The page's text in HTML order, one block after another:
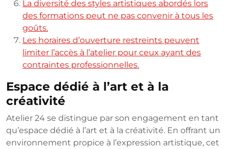
La diversité des styles artistiques abordés lors
des formations peut ne pas convenir à tous les
goûts.
Les horaires d’ouverture restreints peuvent
limiter l’accès à l’atelier pour ceux ayant des
contraintes professionnelles.
Espace dédié à l’art et à la
créativité
Atelier 24 se distingue par son engagement en tant
qu’espace dédié à l’art et à la créativité. En offrant un
environnement propice à l’expression artistique, cet